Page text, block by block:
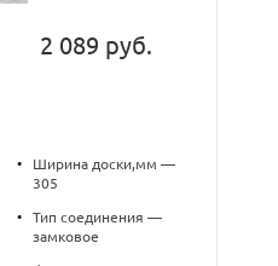
2 089 руб.
•
Ширина доски,мм —
305
•
Тип соединения —
замковое